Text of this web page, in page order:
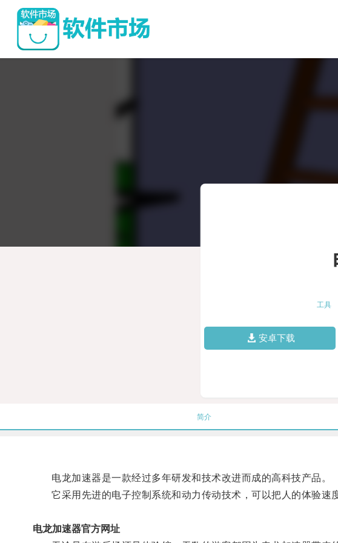
工具
安卓下载
简介
电龙加速器是一款经过多年研发和技术改进而成的高科技产品。
它采用先进的电子控制系统和动力传动技术，可以把人的体验速度
电龙加速器官方网址